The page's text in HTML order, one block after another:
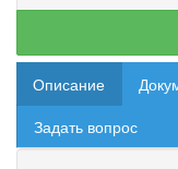
Описание
Задать вопрос